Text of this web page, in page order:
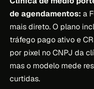
de agendamentos: a
mais direto. O plano
tráfego pago ativo e
por pixel no CNPJ da
mas o modelo mede
curtidas.